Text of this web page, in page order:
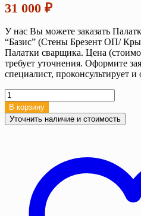
31 000 ₽
У нас Вы можете заказать
“Базис” (Стены Брезент ОП/
Палатки сварщика. Цена
требует уточнения. Оформите
специалист, проконсультирует и
Количество
товара
Палатка
сварщика
Крыша
В корзину
Уточнить наличие и стоимость